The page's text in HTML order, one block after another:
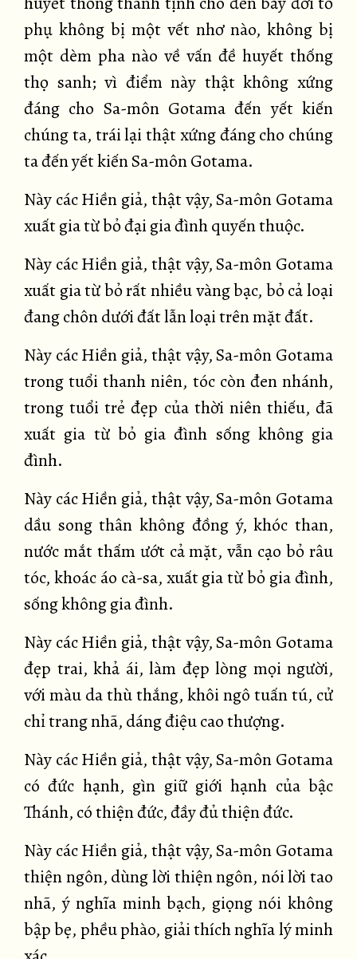
phụ không bị một vết nhơ nào, không bị
một dèm pha nào về vấn đề huyết thống
thọ sanh; vì điểm này thật không xứng
đáng cho Sa-môn Gotama đến yết kiến
chúng ta, trái lại thật xứng đáng cho chúng
ta đến yết kiến Sa-môn Gotama.
Này các Hiền giả, thật vậy, Sa-môn Gotama
xuất gia từ bỏ đại gia đình quyến thuộc.
Này các Hiền giả, thật vậy, Sa-môn Gotama
xuất gia từ bỏ rất nhiều vàng bạc, bỏ cả loại
đang chôn dưới đất lẫn loại trên mặt đất.
Này các Hiền giả, thật vậy, Sa-môn Gotama
trong tuổi thanh niên, tóc còn đen nhánh,
trong tuổi trẻ đẹp của thời niên thiếu, đã
xuất gia từ bỏ gia đình sống không gia
đình.
Này các Hiền giả, thật vậy, Sa-môn Gotama
dầu song thân không đồng ý, khóc than,
nước mắt thấm ướt cả mặt, vẫn cạo bỏ râu
tóc, khoác áo cà-sa, xuất gia từ bỏ gia đình,
sống không gia đình.
Này các Hiền giả, thật vậy, Sa-môn Gotama
đẹp trai, khả ái, làm đẹp lòng mọi người,
với màu da thù thắng, khôi ngô tuấn tú, cử
chỉ trang nhã, dáng điệu cao thượng.
Này các Hiền giả, thật vậy, Sa-môn Gotama
có đức hạnh, gìn giữ giới hạnh của bậc
Thánh, có thiện đức, đầy đủ thiện đức.
Này các Hiền giả, thật vậy, Sa-môn Gotama
thiện ngôn, dùng lời thiện ngôn, nói lời tao
nhã, ý nghĩa minh bạch, giọng nói không
bập bẹ, phều phào, giải thích nghĩa lý minh